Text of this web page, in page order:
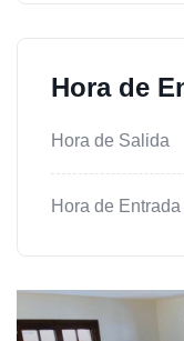
Hora de
Hora de Salida
Hora de Entrada